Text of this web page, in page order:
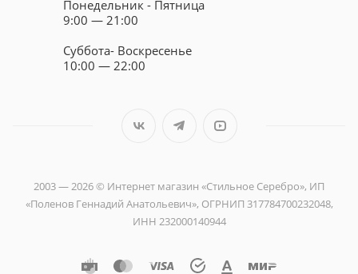
Понедельник - Пятница
9:00 — 21:00
Суббота- Воскресенье
10:00 — 22:00
2003 — 2026 © Интернет магазин «Стильное Серебро», ИП
«Поленов Геннадий Анатольевич», ОГРНИП 317784700232048,
ИНН 232000140944